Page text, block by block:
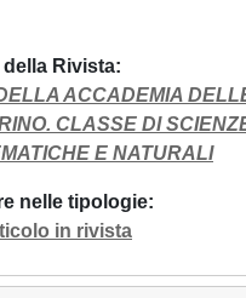
Rivista
ACCADEMIA
CLASSE DI
E NATURALI
nelle tipologie
in rivista